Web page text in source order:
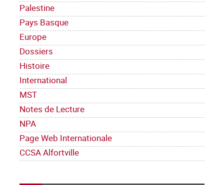
Palestine
Pays Basque
Europe
Dossiers
Histoire
International
MST
Notes de Lecture
NPA
Page Web Internationale
CCSA Alfortville